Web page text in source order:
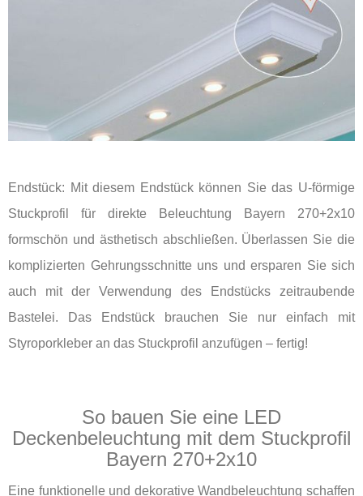
Endstück: Mit diesem Endstück können Sie das U-förmige
Stuckprofil für direkte Beleuchtung Bayern 270+2x10
formschön und ästhetisch abschließen. Überlassen Sie die
komplizierten Gehrungsschnitte uns und ersparen Sie sich
auch mit der Verwendung des Endstücks zeitraubende
Bastelei. Das Endstück brauchen Sie nur einfach mit
Styroporkleber an das Stuckprofil anzufügen – fertig!
So bauen Sie eine LED
Deckenbeleuchtung mit dem Stuckprofil
Bayern 270+2x10
Eine funktionelle und dekorative Wandbeleuchtung schaffen